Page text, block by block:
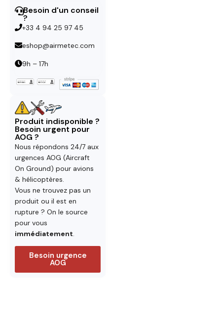
Besoin d'un conseil
?
+33 4 94 25 97 45
eshop@airmetec.com
9h – 17h
Produit indisponible ?
Besoin urgent pour
AOG ?
Nous répondons 24/7 aux
urgences AOG (Aircraft
On Ground) pour avions
& hélicoptères.
Vous ne trouvez pas un
produit ou il est en
rupture ? On le source
pour vous
immédiatement.
Besoin urgence
AOG